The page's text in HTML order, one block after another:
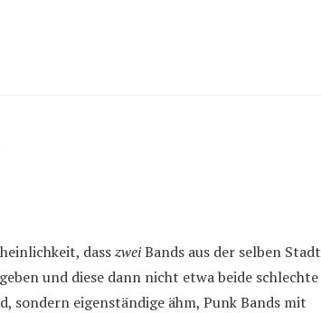
dasszweiBands aus der selben Stadt
und diese dann nicht etwa beide schlechte
sondern eigenständige ähm, Punk Bands mit